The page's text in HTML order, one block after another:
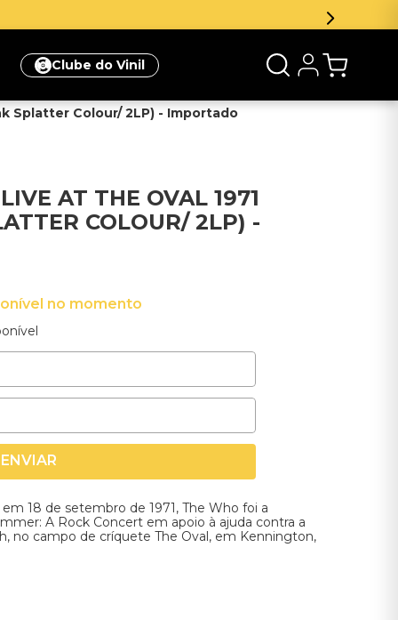
e ganhe 5% de desconto na sua primeira
Clube do Vinil
Splatter Colour/ 2LP) - Importado
AT THE OVAL 1971
COLOUR/ 2LP) -
no momento
ENVIAR
18 de setembro de 1971, The Who foi a
A Rock Concert em apoio à ajuda contra a
no campo de críquete The Oval, em Kennington,